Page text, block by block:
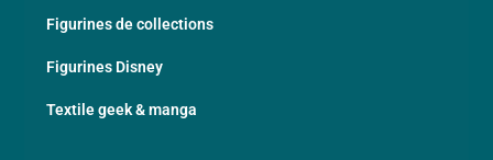
Figurines de collections
Figurines Disney
Textile geek & manga